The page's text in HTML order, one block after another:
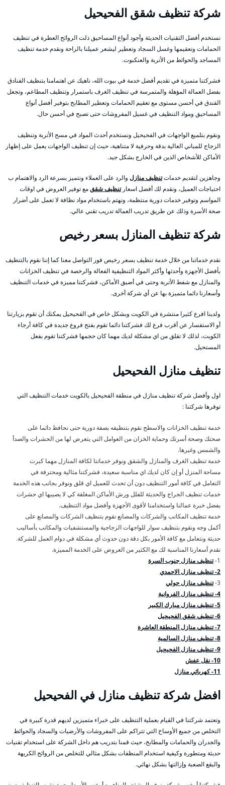
شركة تنظيف شقق الفحيحيل
نستخدم أفضل التقنيات الحديثة وأجود أنواع المساحيق ذلت الروائح العطرة في تنظيف
الحمامات وتعقيمها وغسل السجاد وتعطير ليشعر عميلنا بالراحة ونقدم خدمة تنظيف
المساجد والحوائط من الأتربة والعنكبوت.
فشركتنا متميزة في تقديم أفضل خدمة في بيوت الله، ناهيك عن اهتمامنا بتنظيف الفنادق
بفضل العمالة المؤهلة والمتمرسة في تنظيف الغرف باستمرار وتنظيف المطاعم، وتجعل
الفندق في أحسن مستوى مع تعقيم الحمامات وتعطير المطابخ بتوفير أفضل أنواع
المساحيق ومواد التنظيف في غسيل المفروشات حتى تصبح في أحسن حال.
ونقوم بتلميع الواجهات في الفحيحيل ونستخدم أحدث المواد في مسح الأتربة وتنظيف
الزجاج للمباني العالية بدقة وحرفية لا متناهية، حيث إن تنظيف الواجهات يعمل على إظهار
الأماكن للأشخاص الذين في الخارج بشكل جيد.
وجاهزين لتقديم خدماتتنظيف منازل والرد على العملاء ونتميز بسرعة الرد والاهتمام ب
احتياجات العميل، ونقدم لك أفضل اسعارتنظيف شققمع توفير العروض في اوقات
المواسم وتوفير خدمات دورية منتظمة، ونهتم باستخدام مواد نظافة لا تعمل على أضرار
صحة الأسرة وذلك عن طريق تدريب العمالة تدريب تقني عالي.
شركة تنظيف المنازل بسعر رخيص
نقدم خدماتنا من خلال خدمة تنظيف بسعر رخيص فور التواصل معنا كما إننا نقوم بالتنظيف
بأفضل الأجهزة وأحدثها وأكثر المواد التنظيفية الفعالة والرخصة في تنظيف الخزانات
والمنازل مع شفط الأتربة وحتى في أضيق الأماكن، فشركتنا مميزة في خدمات التنظيف
وأسعارنا دائما متميزة بها عن أي شركة أخرى.
ولدينا افرع كثيرا منتشرة في الكويت وبشكل خاص في الفحيحيل يمكنك أن تقوم بزيارتنا
أو الاستفسار عن أقرب فرع لك فشركتنا دائما تقوم بفتح فروع جديدة في كافة أرجاء
الكويت، لذلك لا تقلق من اي مشكلة لديك مهما كان حجمها فشركتنا تقوم بفعل
المستحيل.
تنظيف منازل الفحيحيل
اول وأفضل شركة تنظيف منازل في منطقة الفحيحيل بالكويت خدمات التنظيف التي
توفرها شركتنا :
خدمة تنظيف الخزانات والاسطح نقوم بتنظيفه بصفة دورية حتى نحافظ دائما على
صحتك وصحة أسرتك وحماية الخزان من العوامل التي يتعرض لها من الحشرات والصدأ
والشمس وغيرها.
خدمة تنظيف الغرف والمنازل والشقق ونوفر خدماتنا لكافة المنازل مهما كبرت
مساحة المنزل أو إن كان لديك اي مناسبة سعيدة، فشركتنا مثالية ومحترفة في
التعامل في كافة أمور التنظيف دون أن تحدث للعميل اي قلق ونوفر بجانب هذه الخدمة
خدمات تنظيف الجراج والحديثة للفلل ورش الأماكن المغلقة كي لا يصيبها اي حشرات
بفضل خبرة عمالنا واستخدامنا لأقوى الأجهزة وأفضل مواد التنظيف.
خدمة تنظيف المكاتب والشركات والمصانع نقوم بتنظيف الشركات والمصانع على
أكمل وجه ونقوم بتنظيف سوار للواجهات الزجاجية والمستشفيات والمكاتب بأساليب
حديثة ونتعامل مع كافة الأمور بكل دقة دون حدوث أي مشكلة في دوام العمل للشركة.
نقدم أسعارنا المناسبة لك مع الكثير من العروض على الخدمة المميزة.
1- تنظيف منازل جنوب السرة
2- تنظيف منازل الاحمدي
3- تنظيف منازل حولي
4- تنظيف منازل الفروانية
5- تنظيف منازل مبارك الكبير
6- تنظيف شقق الفحيحيل
7- تنظيف منازل المنطقة العاشرة
8- تنظيف منازل السالمية
9- تنظيف منازل الفحيحيل
10- نقل عفش
11- كهربائي منازل
افضل شركة تنظيف منازل في الفحيحيل
وتعتمد شركتنا في القيام بعملية التنظيف على خبراء متميزين لديهم قدرة كبيرة في
التخلص من جميع الأوساخ التي تتراكم على المفروشات والأرضيات والسجاد والحوائط
والجدران والحمامات والمطابخ، حيث قمنا بتدريب هم داخل الشركة على استخدام تقنيات
حديثة ومتطورة وكيفية استخدام المنظفات بشكل مثالي للتخلص من الروائح الكريهة
والبقع الصعبة وإزالتها بشكل نهائي.